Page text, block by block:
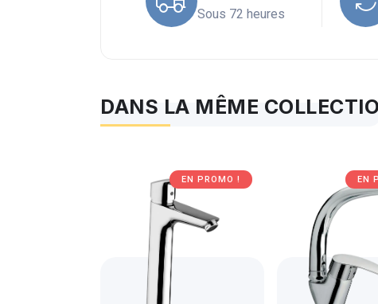
Sous 72 heures
DANS LA MÊME
EN PROMO ! EN